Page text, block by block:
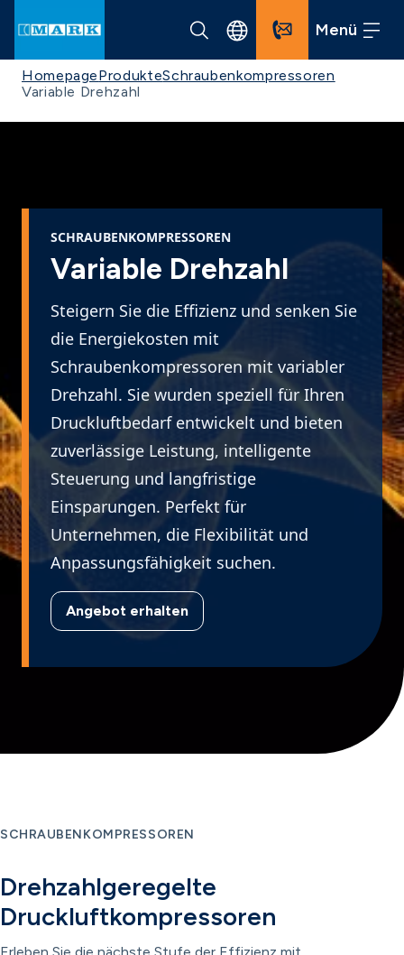
Menü
HomepageProdukteSchraubenkompressoren
Variable Drehzahl
SCHRAUBENKOMPRESSOREN
Variable Drehzahl
Steigern Sie die Effizienz und senken Sie
die Energiekosten mit
Schraubenkompressoren mit variabler
Drehzahl. Sie wurden speziell für Ihren
Druckluftbedarf entwickelt und bieten
zuverlässige Leistung, intelligente
Steuerung und langfristige
Einsparungen. Perfekt für
Unternehmen, die Flexibilität und
Anpassungsfähigkeit suchen.
Angebot erhalten
SCHRAUBENKOMPRESSOREN
Drehzahlgeregelte
Druckluftkompressoren